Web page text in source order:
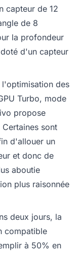
capteur de 12
de 8
la profondeur
d'un capteur
l'optimisation des
Turbo, mode
propose
sont
d'allouer un
et donc de
aboutie
plus raisonnée
deux jours, la
compatible
à 50% en